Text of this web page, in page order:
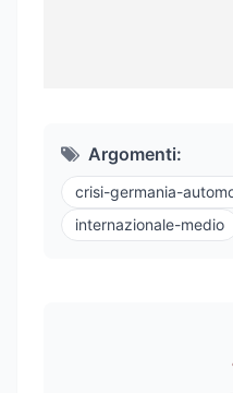
Argomenti:
crisi-germania-
internazionale-medio